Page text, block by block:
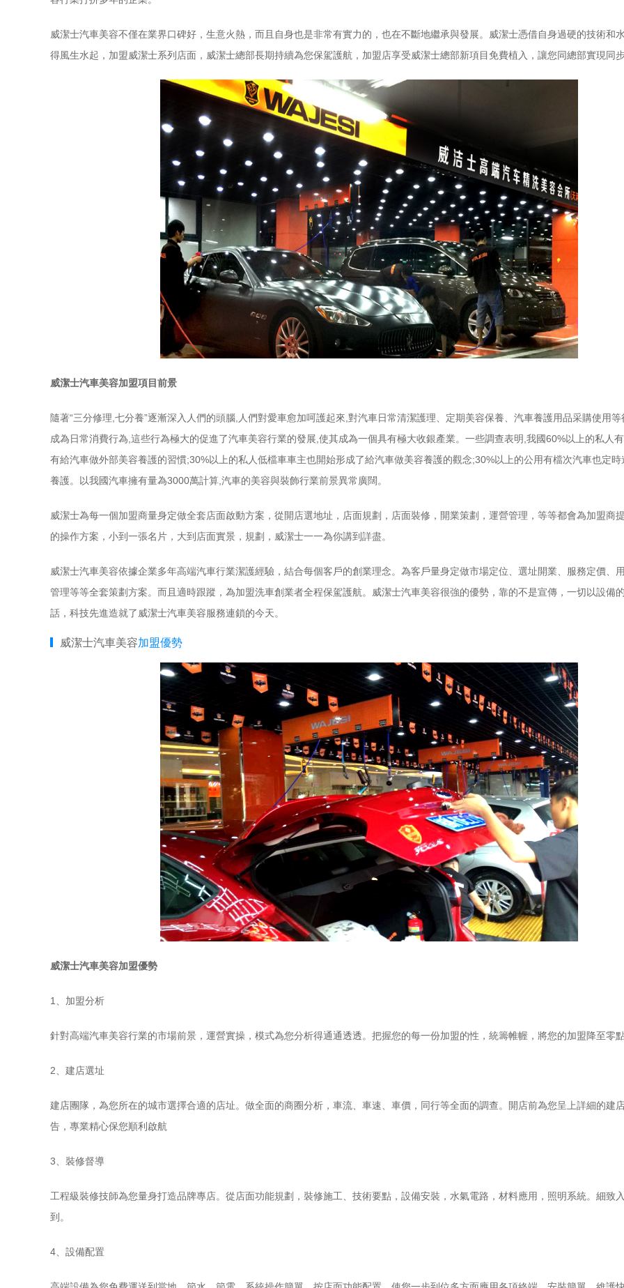
威潔士汽車美容不僅在業界口碑好，生意火熱，而且自身也是非常有實力的，也在不斷地繼承與發展。威潔士憑借自身過硬的技術和
得風生水起，加盟威潔士系列店面，威潔士總部長期持續為您保駕護航，加盟店享受威潔士總部新項目免費植入，讓您同總部實現同步
威潔士汽車美容加盟項目前景
隨著“三分修理,七分養”逐漸深入人們的頭腦,人們對愛車愈加呵護起來,對汽車日常清潔護理、定期美容保養、汽車養護用品采購使用等
成為日常消費行為,這些行為極大的促進了汽車美容行業的發展,使其成為一個具有極大收銀產業。一些調查表明,我國60%以上的私人
有給汽車做外部美容養護的習慣;30%以上的私人低檔車車主也開始形成了給汽車做美容養護的觀念;30%以上的公用有檔次汽車也定時
養護。以我國汽車擁有量為3000萬計算,汽車的美容與裝飾行業前景異常廣闊。
威潔士為每一個加盟商量身定做全套店面啟動方案，從開店選地址，店面規劃，店面裝修，開業策劃，運營管理，等等都會為加盟商
的操作方案，小到一張名片，大到店面實景，規劃，威潔士一一為你講到詳盡。
威潔士汽車美容依據企業多年高端汽車行業潔護經驗，結合每個客戶的創業理念。為客戶量身定做市場定位、選址開業、服務定價、
管理等等全套策劃方案。而且適時跟蹤，為加盟洗車創業者全程保駕護航。威潔士汽車美容很強的優勢，靠的不是宣傳，一切以設備
話，科技先進造就了威潔士汽車美容服務連鎖的今天。
威潔士汽車美容加盟優勢
威潔士汽車美容加盟優勢
1、加盟分析
針對高端汽車美容行業的市場前景，運營實操，模式為您分析得通通透透。把握您的每一份加盟的性，統籌帷幄，將您的加盟降至零
2、建店選址
建店團隊，為您所在的城市選擇合適的店址。做全面的商圈分析，車流、車速、車價，同行等全面的調查。開店前為您呈上詳細的建
告，專業精心保您順利啟航
3、裝修督導
工程級裝修技師為您量身打造品牌專店。從店面功能規劃，裝修施工、技術要點，設備安裝，水氣電路，材料應用，照明系統。細致
到。
4、設備配置